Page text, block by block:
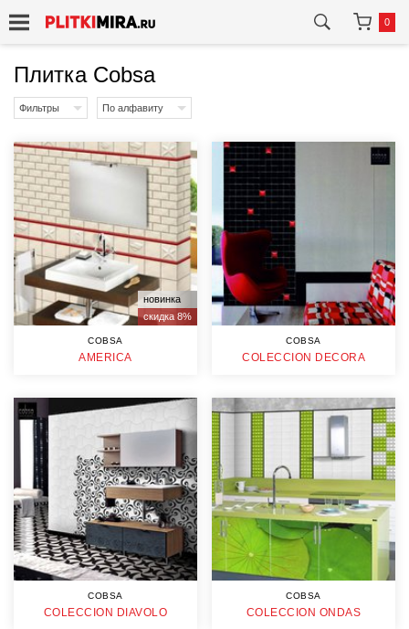
0
Плитка Cobsa
Фильтры По алфавиту
новинка
скидка 8%
COBSA
AMERICA
COBSA
COLECCION DECORA
COBSA
COLECCION DIAVOLO
COBSA
COLECCION ONDAS